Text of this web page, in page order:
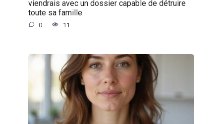
viendrais avec un dossier capable de détruire
toute sa famille.
0 11